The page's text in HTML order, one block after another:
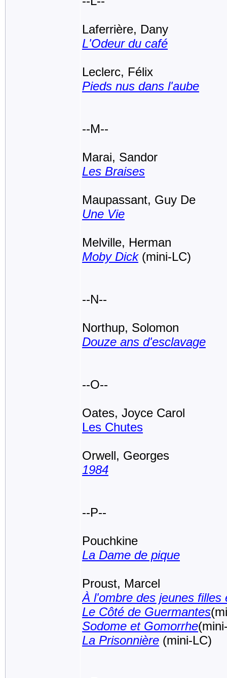
Laferrière, Dany
L'Odeur du café
Leclerc, Félix
Pieds nus dans l'aube
--M--
Marai, Sandor
Les Braises
Maupassant, Guy De
Une Vie
Melville, Herman
Moby Dick(mini-LC)
--N--
Northup, Solomon
Douze ans d'esclavage
--O--
Oates, Joyce Carol
Les Chutes
Orwell, Georges
1984
--P--
Pouchkine
La Dame de pique
Proust, Marcel
À l'ombre des jeunes filles
Le Côté de Guermantes
Sodome et Gomorrhe
La Prisonnière (mini-LC)